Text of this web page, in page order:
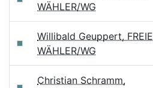
WÄHLER/WG
Willibald Geuppert, FREIE
WÄHLER/WG
Christian Schramm,